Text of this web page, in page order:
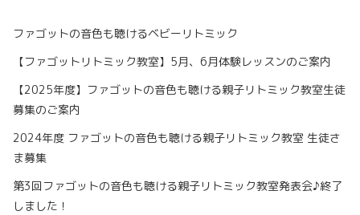
ファゴットの音色も聴けるベビーリトミック
【ファゴットリトミック教室】5月、6月体験レッスンのご案内
【2025年度】ファゴットの音色も聴ける親子リトミック教室生徒
募集のご案内
2024年度 ファゴットの音色も聴ける親子リトミック教室 生徒さ
ま募集
第3回ファゴットの音色も聴ける親子リトミック教室発表会♪終了
しました！